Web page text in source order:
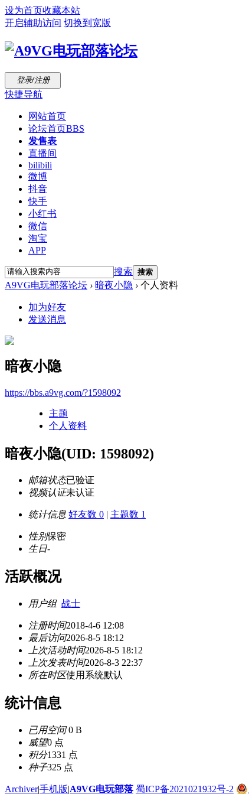
设为首页收藏本站
开启辅助访问 切换到宽版
登录/注册
快捷导航
网站首页
论坛首页BBS
发售表
直播间
bilibili
微博
抖音
快手
小红书
微信
淘宝
APP
搜索 搜索
A9VG电玩部落论坛 › 暗夜小隐 › 个人资料
加为好友
发送消息
暗夜小隐
https://bbs.a9vg.com/?1598092
主题
个人资料
暗夜小隐(UID: 1598092)
邮箱状态已验证
视频认证未认证
统计信息 好友数 0 | 主题数 1
性别保密
生日-
活跃概况
用户组 战士
注册时间2018-4-6 12:08
最后访问2026-8-5 18:12
上次活动时间2026-8-5 18:12
上次发表时间2026-8-3 22:37
所在时区使用系统默认
统计信息
已用空间0 B
威望0 点
积分1331 点
种子325 点
Archiver|手机版|A9VG电玩部落 蜀ICP备2021021932号-2